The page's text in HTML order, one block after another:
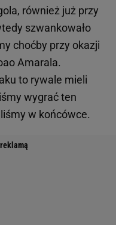
również już przy
szwankowało
choćby przy okazji
Amarala.
to rywale mieli
wygrać ten
w końcówce.